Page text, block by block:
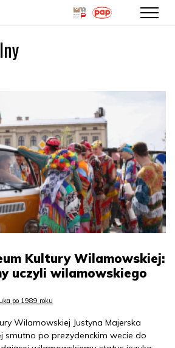
Kultury Wilamowskiej:
uczyli wilamowskiego
po 1989 roku
Wilamowskiej Justyna Majerska
smutno po prezydenckim wecie do